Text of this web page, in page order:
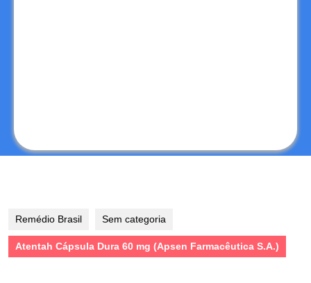
Remédio Brasil Sem categoria
Atentah Cápsula Dura 60 mg (Apsen Farmacêutica S.A.)